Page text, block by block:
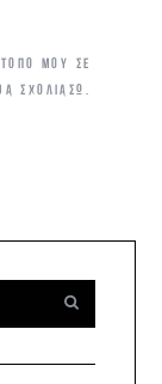
ΜΟΥ ΣΕ
ΣΧΟΛΙΆΣΩ.